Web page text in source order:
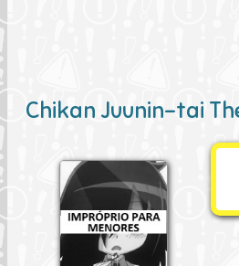
Chikan Juunin-tai